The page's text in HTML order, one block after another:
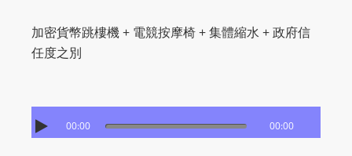
加密貨幣跳樓機 + 電競按摩椅 + 集體縮水 + 政府信
任度之別
00:00 00:00